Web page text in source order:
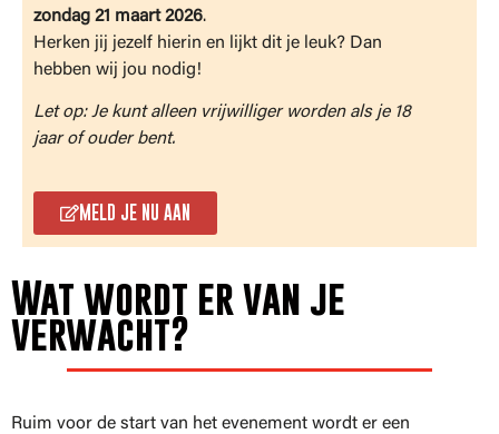
zondag 21 maart 2026.
Herken jij jezelf hierin en lijkt dit je leuk? Dan
hebben wij jou nodig!
Let op: Je kunt alleen vrijwilliger worden als je 18
jaar of ouder bent.
MELD JE NU AAN
Wat wordt er van je
verwacht?
Ruim voor de start van het evenement wordt er een